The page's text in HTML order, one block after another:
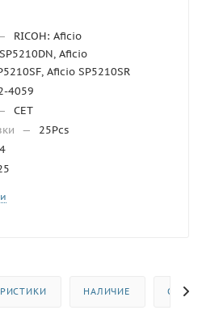
RICOH: Aficio
Aficio
Aficio SP5210SR
4059
CET
—
25Pcs
НАЛИЧИЕ